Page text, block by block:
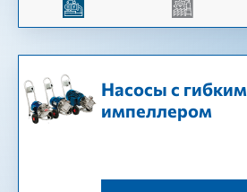
Насосы с гибким
импеллером